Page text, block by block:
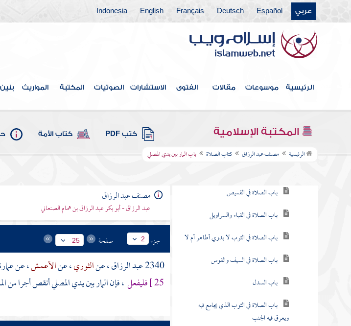
عربي Español
Deutsch
Français
English
Indonesia
الرئيسية موسوعات مقالات الفتوى الاستشارات الصوتيات المكتبة المواريث
المكتبة الإسلامية كتب PDF كتاب الأمة
الرئيسية مصنف عبد الرزاق كتاب الصلاة باب المار بين يدي المصلي
فهرس الكتاب
كتاب الطهارة
كتاب الحيض
كتاب الصلاة
باب الصلاة في القميص
باب الصلاة في القباء والسراويل
باب الصلاة في الثوب لا يدري أطاهر أم لا
باب الصلاة في السيف والقوس
باب السدل
باب الصلاة في الثوب الذي يجامع فيه
ويعرق فيه الجنب
مصنف عبد الرزاق
عبد الرزاق - أبو بكر عبد الرزاق بن همام الصنعاني
جزء 2 صفحة 25
2340عبد الرزاق، عنالثوري، عنالأعمش، عن
25 ] فليفعل، فإن المار بين يدي المصلي أنقص أجرا من